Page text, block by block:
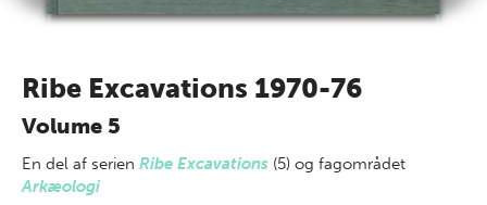
Ribe Excavations 1970-76
Volume 5
En del af serien Ribe Excavations (5) og fagområdet
Arkæologi